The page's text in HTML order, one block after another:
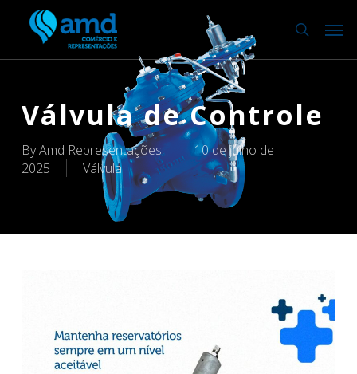
content
Válvula de Controle
ByAmd Representações
10 de julho de
2025
Válvula